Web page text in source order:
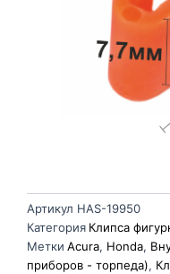
Артикул HAS-19950
Категория Клипса
Метки Acura, Honda,
приборов - торпеда),